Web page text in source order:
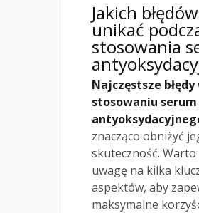
Jakich błędów
unikać
stosowania
Najczęstsze błędy
stosowaniu serum
znacząco obniżyć
skuteczność. Warto
uwagę na kilka
aspektów, aby
maksymalne